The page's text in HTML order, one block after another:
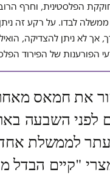
הפלסטינית, וחרף
לבדו. על רקע זה
אך לא ניתן להצדיקה,
הפורענות של הפירוד
את חמאס
לפני השבעה
לממשלת
"קיים הבדל